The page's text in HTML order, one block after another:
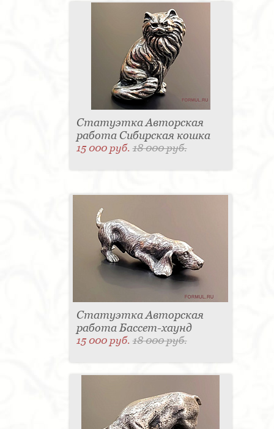
Статуэтка Авторская
работа Сибирская кошка
15 000 руб.18 000 руб.
Статуэтка Авторская
работа Бассет-хаунд
15 000 руб.18 000 руб.